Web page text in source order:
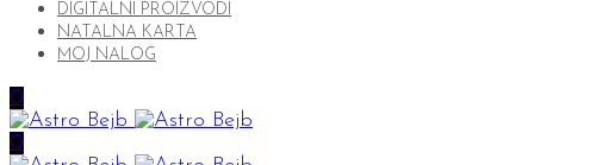
DIGITALNI PROIZVODI
NATALNA KARTA
MOJ NALOG
0
0